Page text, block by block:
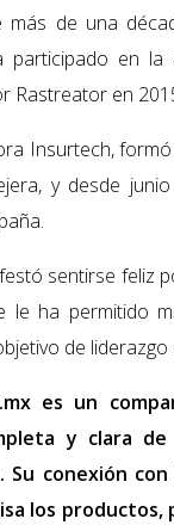
más de una
participado en la
Rastreator en
Insurtech,
y desde
sentirse feliz
le ha permitido
de
es un
y clara
Su conexión
los productos,